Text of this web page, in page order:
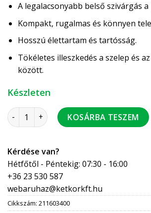
A legalacsonyabb belső szivárgás a
Kompakt, rugalmas és könnyen
Hosszú élettartam és tartósság.
Tökéletes illeszkedés a szelep és
között.
Készleten
ESBE VRG131/40-25 keverőszelep BM 6/
KOSÁRBA TESZEM
Kérdése van?
Hétfőtől - Péntekig: 07:30 - 16:00
+36 23 530 587
webaruhaz@ketkorkft.hu
Cikkszám: 211603400